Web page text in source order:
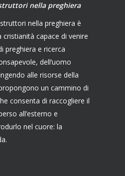
nella preghiera
nella preghiera è
capace di venire
preghiera e ricerca
dell’uomo
alle risorse della
un cammino di
consenta di raccogliere il
all’esterno e
nel cuore: la